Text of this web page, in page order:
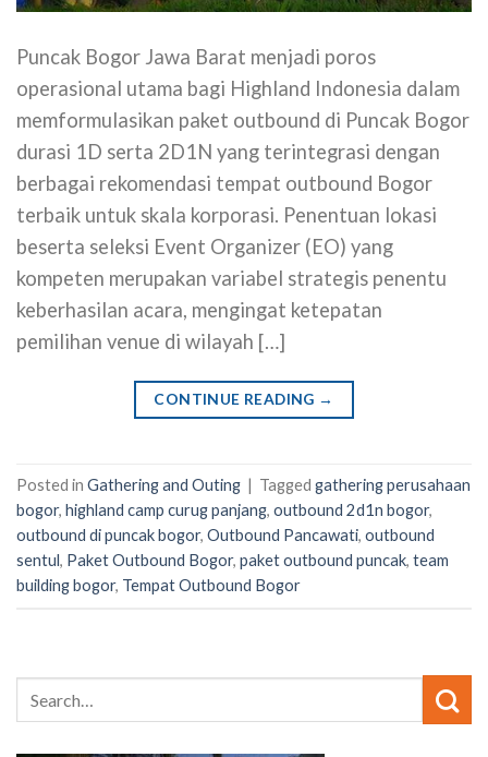
Puncak Bogor Jawa Barat menjadi poros
operasional utama bagi Highland Indonesia dalam
memformulasikan paket outbound di Puncak Bogor
durasi 1D serta 2D1N yang terintegrasi dengan
berbagai rekomendasi tempat outbound Bogor
terbaik untuk skala korporasi. Penentuan lokasi
beserta seleksi Event Organizer (EO) yang
kompeten merupakan variabel strategis penentu
keberhasilan acara, mengingat ketepatan
pemilihan venue di wilayah […]
CONTINUE READING →
Posted in Gathering and Outing | Tagged gathering perusahaan
bogor, highland camp curug panjang, outbound 2d1n bogor,
outbound di puncak bogor, Outbound Pancawati, outbound
sentul, Paket Outbound Bogor, paket outbound puncak, team
building bogor, Tempat Outbound Bogor